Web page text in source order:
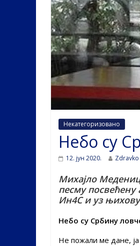
Некатегоризовано
Небо су
12. јун 2020. Zdravko
Михајло
песму
Ин4С и уз
Небо су Србину
Не пожали ме дане,